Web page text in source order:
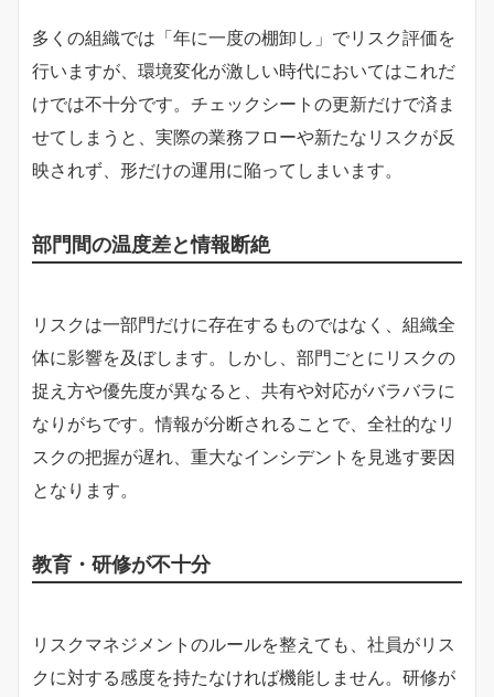
多くの組織では「年に一度の棚卸し」でリスク評価を
行いますが、環境変化が激しい時代においてはこれだ
けでは不十分です。チェックシートの更新だけで済ま
せてしまうと、実際の業務フローや新たなリスクが反
映されず、形だけの運用に陥ってしまいます。
部門間の温度差と情報断絶
リスクは一部門だけに存在するものではなく、組織全
体に影響を及ぼします。しかし、部門ごとにリスクの
捉え方や優先度が異なると、共有や対応がバラバラに
なりがちです。情報が分断されることで、全社的なリ
スクの把握が遅れ、重大なインシデントを見逃す要因
となります。
教育・研修が不十分
リスクマネジメントのルールを整えても、社員がリス
クに対する感度を持たなければ機能しません。研修が